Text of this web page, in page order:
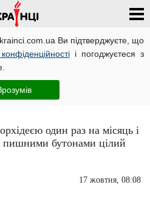
Ви підтверджуєте, що
і погоджуєтеся з
цвісти цілий рік,
обов'язково робіть це
один раз на місяць і
пишними бутонами цілий
17 жовтня, 08:08